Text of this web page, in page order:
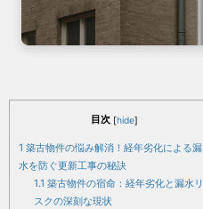
目次 [hide]
1 築古物件の悩み解消！経年劣化による漏
水を防ぐ更新工事の秘訣
1.1 築古物件の宿命：経年劣化と漏水リ
スクの深刻な現状